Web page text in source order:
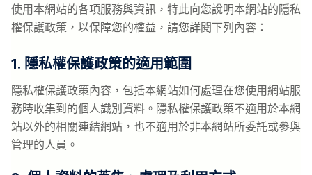
使用本網站的各項服務與資訊，特此向您說明本網站的隱私
權保護政策，以保障您的權益，請您詳閱下列內容：
1. 隱私權保護政策的適用範圍
隱私權保護政策內容，包括本網站如何處理在您使用網站服
務時收集到的個人識別資料。隱私權保護政策不適用於本網
站以外的相關連結網站，也不適用於非本網站所委託或參與
管理的人員。